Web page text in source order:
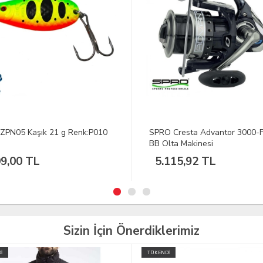
Cresta Advantor 3000-F 5+1
TL
GAMAKATSU A1G-Carp Super
Olta İğnesi No:4 1/10
404,22 TL
Sizin İçin Önerdiklerimiz